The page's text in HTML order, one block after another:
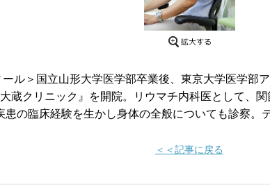
ル＞国立山形大学医学部卒業後、東京大学医学部
蔵クリニック』を開院。リウマチ内科医として、
患の臨床経験を生かし身体の全般についても診察。
＜＜記事に戻る